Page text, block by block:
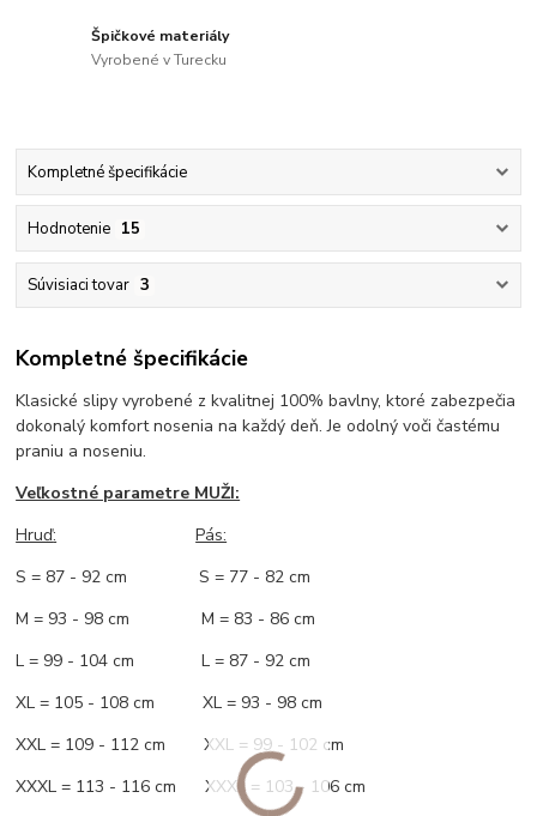
Špičkové materiály
Vyrobené v Turecku
Kompletné špecifikácie
Hodnotenie 15
Súvisiaci tovar 3
Kompletné špecifikácie
Klasické slipy vyrobené z kvalitnej 100% bavlny, ktoré zabezpečia
dokonalý komfort nosenia na každý deň. Je odolný voči častému
praniu a noseniu.
Veľkostné parametre MUŽI:
Hruď:
Pás:
S = 87 - 92 cm S = 77 - 82 cm
M = 93 - 98 cm M = 83 - 86 cm
L = 99 - 104 cm L = 87 - 92 cm
XL = 105 - 108 cm XL = 93 - 98 cm
XXL = 109 - 112 cm XXL = 99 - 102 cm
XXXL = 113 - 116 cm XXXL = 103 - 106 cm